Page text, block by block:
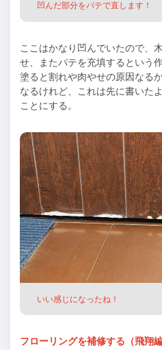
凹んだ部分をパテで直します！
ここはかなり凹んでいたので、
せ、またパテを充填するという
塗ると割れや肉やせの原因なる
なるけれど、これは先に書いた
ことにする。
いい感じになったね！
フローリングを補修する（飛翔編